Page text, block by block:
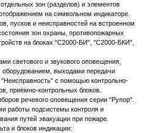
зон (разделов) и элементов
на символьном индикаторе.
пусков и неисправностей на встроенном
зон охраны, противопожарных
на блоках "С2000-БИ", "С2000-БКИ",
светового и звукового оповещения,
выходами передачи
с помощью контрольно-
приёмно-контрольных блоков.
речевого оповещения серии "Рупор".
работы подсистемы контроля и
путей эвакуации при пожаре.
и блоков индикации: